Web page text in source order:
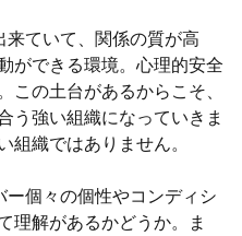
ていて、関係の質が高
ができる環境。心理的安全
この土台があるからこそ、
う強い組織になっていきま
組織ではありません。
個々の個性やコンディシ
理解があるかどうか。ま